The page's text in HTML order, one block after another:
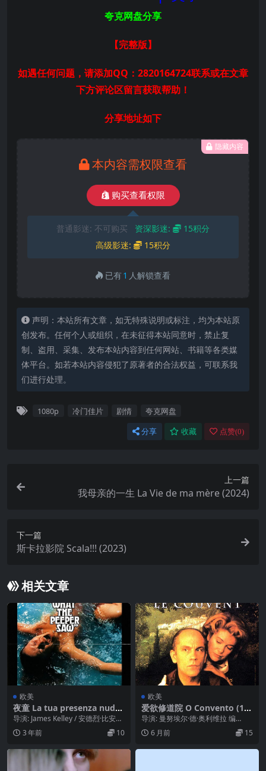
夸克网盘分享
【完整版】
如遇任何问题，请添加QQ：2820164724联系或在文章
下方评论区留言获取帮助！
分享地址如下
隐藏内容
本内容需权限查看
购买查看权限
普通影迷: 不可购买 资深影迷:
15积分
高级影迷:
15积分
已有1 人解锁查看
声明：本站所有文章，如无特殊说明或标注，均为本站原
创发布。任何个人或组织，在未征得本站同意时，禁止复
制、盗用、采集、发布本站内容到任何网站、书籍等各类媒
体平台。如若本站内容侵犯了原著者的合法权益，可联系我
们进行处理。
1080p 冷门佳片 剧情 夸克网盘
分享 收藏 点赞(0)
上一篇
我母亲的一生 La Vie de ma mère (2024)
下一篇
斯卡拉影院 Scala!!! (2023)
相关文章
欧美
夜童 La tua presenza nuda!
(1972)
导演: James Kelley / 安德烈·比安奇
编剧: Trevor Pr...
3 年前 10
欧美
爱欲修道院 O Convento (19
95)
导演: 曼努埃尔·德·奥利维拉 编
剧: 曼努埃尔·德·奥利维拉 主演: 凯
瑟琳·...
6 月前 15